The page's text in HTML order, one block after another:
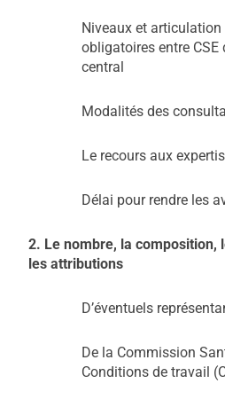
Niveaux et
obligatoires entre CSE
central
Modalités des
Le recours aux
Délai pour rendre les
2. Le nombre, la composition,
les attributions
D’éventuels
De la Commission
Conditions de travail